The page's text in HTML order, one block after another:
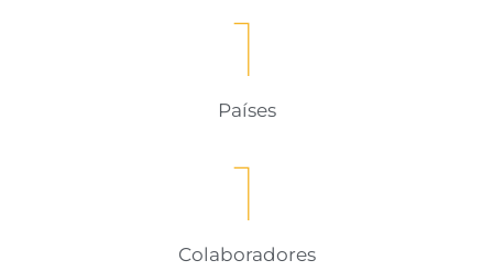
Países
1
Colaboradores
1